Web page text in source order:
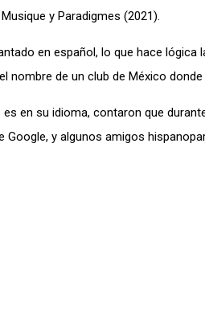
y Paradigmes (2021).
en español, lo que hace
nombre de un club de México
en su idioma, contaron que
Google, y algunos amigos